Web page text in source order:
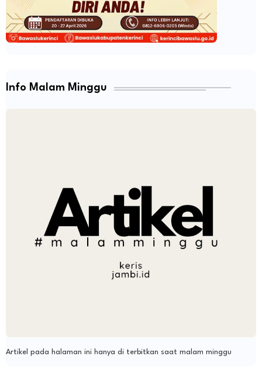
Info Malam Minggu
Artikel pada halaman ini hanya di terbitkan saat malam minggu